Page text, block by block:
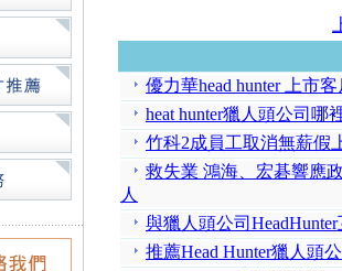
優力華head hunter 上市
heat hunter獵人頭公司哪
竹科2成員工取消無薪假
救失業 鴻海、宏碁響應
人
與獵人頭公司
推薦Head Hunter獵人頭